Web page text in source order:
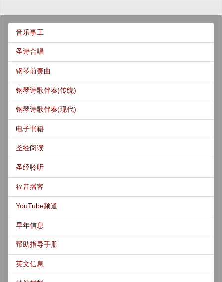
音乐事工
圣诗合唱
钢琴前奏曲
钢琴诗歌伴奏(传统)
钢琴诗歌伴奏(现代)
电子书籍
圣经阅读
圣经聆听
福音播客
YouTube频道
早年信息
帮助指导手册
英文信息